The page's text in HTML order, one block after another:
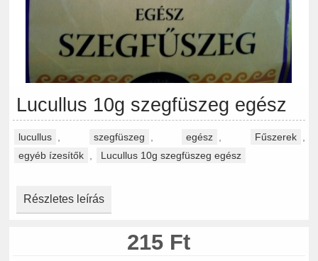
Lucullus 10g szegfüszeg egész
lucullus szegfüszeg egész Fűszerek
egyéb ízesítők
Lucullus 10g szegfüszeg egész
Részletes leírás
215 Ft